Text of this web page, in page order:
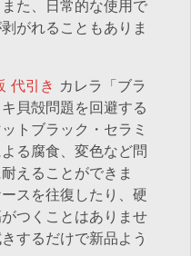
た、日常的な使用で
がれることもありま
代引き カレラ「ブラ
貝殻問題を回避する
トブラック・セラミ
る腐食、変色など問
えることができま
スを往復したり、硬
つくことはありませ
するだけで新品よう